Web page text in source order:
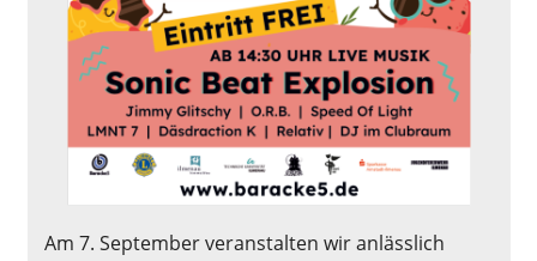
Am 7. September veranstalten wir anlässlich